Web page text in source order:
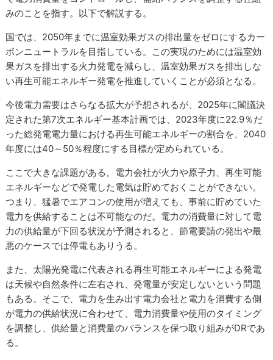
みのことを指す。以下で解説する。
国では、2050年までに温室効果ガスの排出量をゼロにするカー
ボンニュートラルを目指している。この実現のためには温室効
果ガスを排出する火力発電を減らし、温室効果ガスを排出しな
い再生可能エネルギー発電を推進していくことが必須となる。
今後電力需要はさらなる拡大が予想されるが、2025年に閣議決
定された第7次エネルギー基本計画では、2023年度に22.9％だ
った総発電電力量における再生可能エネルギーの割合を、2040
年度には40～50％程度にする目標が定められている。
ここで大きな課題がある。電力会社が火力や原子力、再生可能
エネルギーなどで発電した電気は貯めておくことができない。
つまり、猛暑でエアコンの使用が増えても、事前に貯めていた
電力を供給することは不可能なのだ。電力の消費量に対して電
力の供給量が下回る状況が予測されると、節電要請の発出や最
悪のケースでは停電もありうる。
また、太陽光発電に代表される再生可能エネルギーによる発電
は天候や自然条件に左右され、発電量が安定しないという問題
もある。そこで、電力を生み出す電力会社と電力を消費する側
が電力の供給状況に合わせて、電力消費量や使用のタイミング
を調整し、供給量と消費量のバランスを保つ取り組みがDRであ
る。